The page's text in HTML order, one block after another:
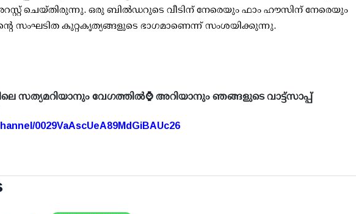
ചെയ്തിരുന്നു. ഒരു ബിൽഡറുടെ വീടിന് നേരെയും ഫാം ഹൗസിന് നേരെയും
സംഘടിത കുറ്റകൃത്യങ്ങളുടെ ഭാഗമാണെന്ന് സംശയിക്കുന്നു.
സത്യമറിയാനും വേഗത്തിൽ⌚ അറിയാനും ഞങ്ങളുടെ വാട്ട്സാപ്പ്
0029VaAscUeA89MdGiBAUc26